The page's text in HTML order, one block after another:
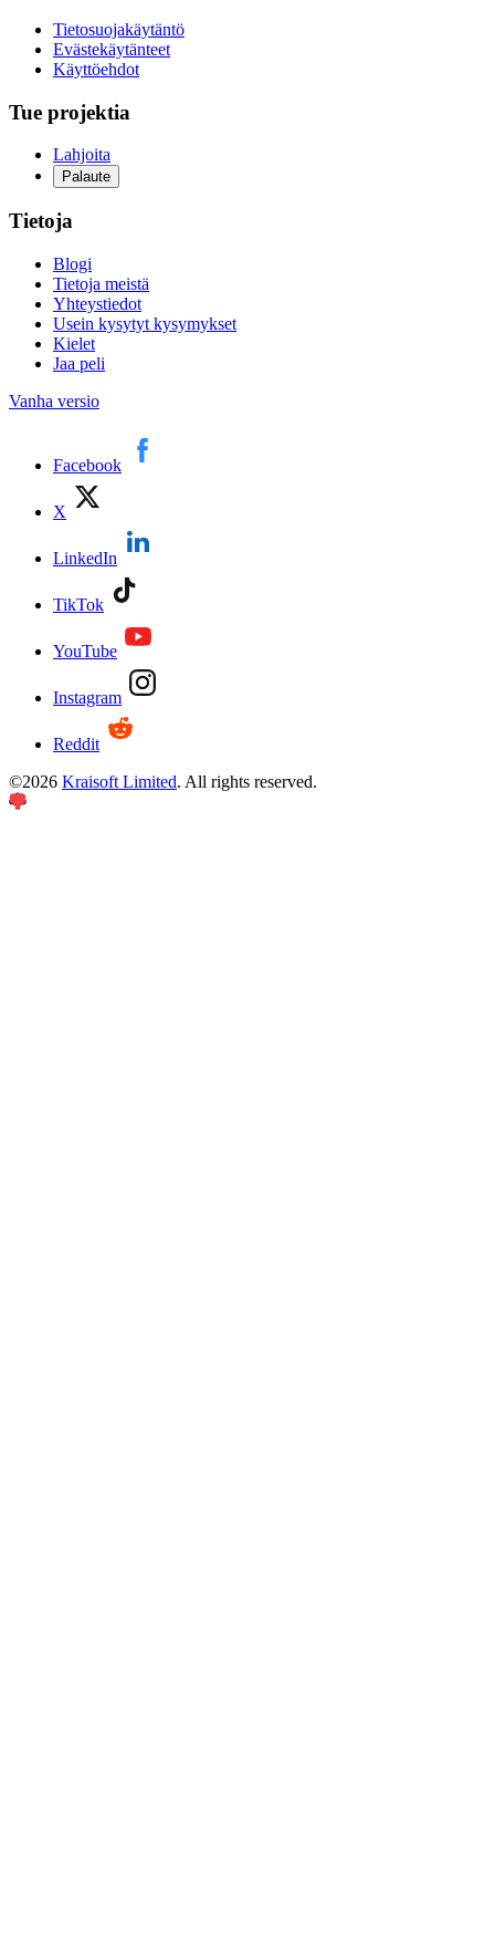
Tietosuojakäytäntö
Evästekäytänteet
Käyttöehdot
Tue projektia
Lahjoita
Palaute
Tietoja
Blogi
Tietoja meistä
Yhteystiedot
Usein kysytyt kysymykset
Kielet
Jaa peli
Vanha versio
Facebook
X
LinkedIn
TikTok
YouTube
Instagram
Reddit
©2026 Kraisoft Limited. All rights reserved.